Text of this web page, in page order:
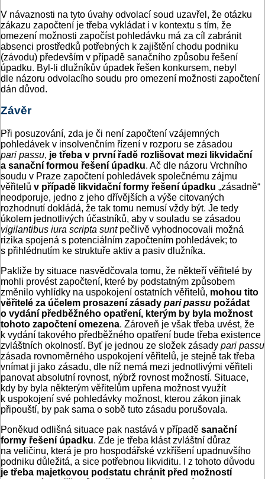
V návaznosti na tyto úvahy odvolací soud uzavřel, že otázku
zákazu započtení je třeba vykládat i v kontextu s tím, že
omezení možnosti započíst pohledávku má za cíl zabránit
absenci prostředků potřebných k zajištění chodu podniku
(závodu) především v případě sanačního způsobu řešení
úpadku. Byl-li dlužníkův úpadek řešen konkursem, nebyl
dle názoru odvolacího soudu pro omezení možnosti započtení
dán důvod.
Závěr
Při posuzování, zda je či není započtení vzájemných
pohledávek v insolvenčním řízení v rozporu se zásadou
pari passu, je třeba v první řadě rozlišovat mezi likvidační
a sanační formou řešení úpadku. Ač dle názoru Vrchního
soudu v Praze započtení pohledávek společnému zájmu
věřitelů v případě likvidační formy řešení úpadku „zásadně“
neodporuje, jedno z jeho dřívějších a výše citovaných
rozhodnutí dokládá, že tak tomu nemusí vždy být. Je tedy
úkolem jednotlivých účastníků, aby v souladu se zásadou
vigilantibus iura scripta suntpečlivě vyhodnocovali možná
rizika spojená s potenciálním započtením pohledávek; to
s přihlédnutím ke struktuře aktiv a pasiv dlužníka.
Pakliže by situace nasvědčovala tomu, že někteří věřitelé by
mohli provést započtení, které by podstatným způsobem
změnilo vyhlídky na uspokojení ostatních věřitelů, mohou tito
věřitelé za účelem prosazení zásady pari passu požádat
o vydání předběžného opatření, kterým by byla možnost
tohoto započtení omezena. Zároveň je však třeba uvést, že
k vydání takového předběžného opatření bude třeba existence
zvláštních okolností. Byť je jednou ze složek zásady pari passu
zásada rovnoměrného uspokojení věřitelů, je stejně tak třeba
vnímat ji jako zásadu, dle níž nemá mezi jednotlivými věřiteli
panovat absolutní rovnost, nýbrž rovnost možností. Situace,
kdy by byla některým věřitelům upřena možnost využít
k uspokojení své pohledávky možnost, kterou zákon jinak
připouští, by pak sama o sobě tuto zásadu porušovala.
Poněkud odlišná situace pak nastává v případě sanační
formy řešení úpadku. Zde je třeba klást zvláštní důraz
na veličinu, která je pro hospodářské vzkříšení upadnuvšího
podniku důležitá, a sice potřebnou likviditu. I z tohoto důvodu
je třeba majetkovou podstatu chránit před možností